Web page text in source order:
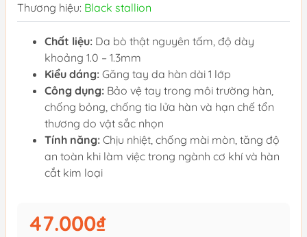
Thương hiệu: Black stallion
Chất liệu: Da bò thật nguyên tấm, độ dày
khoảng 1.0 – 1.3mm
Kiểu dáng: Găng tay da hàn dài 1 lớp
Công dụng: Bảo vệ tay trong môi trường hàn,
chống bỏng, chống tia lửa hàn và hạn chế tổn
thương do vật sắc nhọn
Tính năng: Chịu nhiệt, chống mài mòn, tăng độ
an toàn khi làm việc trong ngành cơ khí và hàn
cắt kim loại
47.000₫